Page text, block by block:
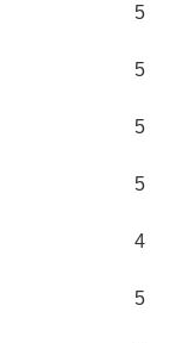
5
5
5
5
4
5